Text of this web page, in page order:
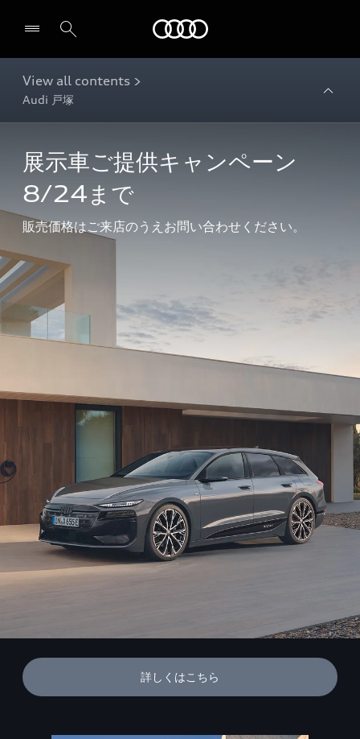
View all contents >
Audi 戸塚
展示車ご提供キャンペーン
8/24まで
販売価格はご来店のうえお問い合わせください。
詳しくはこちら